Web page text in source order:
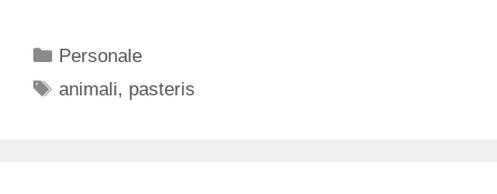
Categorie
Personale
Tag
animali, pasteris